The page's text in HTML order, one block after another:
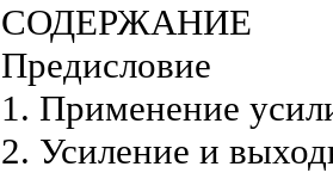
СОДЕРЖАНИЕ
Предисловие
1. Применение
2. Усиление и